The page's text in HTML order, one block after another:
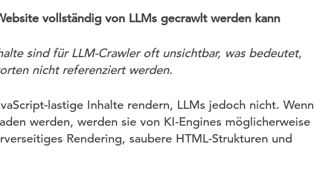
vollständig von LLMs gecrawlt werden kann
sind für LLM-Crawler oft unsichtbar, was bedeutet,
nicht referenziert werden.
lastige Inhalte rendern, LLMs jedoch nicht. Wenn
werden, werden sie von KI-Engines möglicherweise
Rendering, saubere HTML-Strukturen und